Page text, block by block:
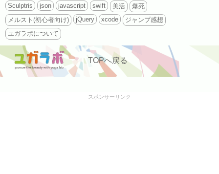
Sculptris
json javascript swift 美活
爆死
メルスト(初心者向け)
jQuery xcode
ジャンプ感想
ユガラボについて
TOPへ戻る
スポンサーリンク